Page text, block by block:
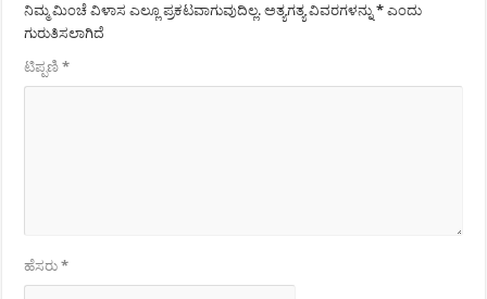
ನಿಮ್ಮ ಮಿಂಚೆ ವಿಳಾಸ ಎಲ್ಲೂ ಪ್ರಕಟವಾಗುವುದಿಲ್ಲ. ಅತ್ಯಗತ್ಯ ವಿವರಗಳನ್ನು* ಎಂದು
ಗುರುತಿಸಲಾಗಿದೆ
ಟಿಪ್ಪಣಿ*
ಹೆಸರು*